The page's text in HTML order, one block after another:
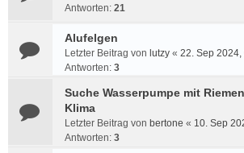
Antworten: 21
Alufelgen
Letzter Beitrag von lutzy « 22. Sep 2024,
Antworten: 3
Suche Wasserpumpe mit
Klima
Letzter Beitrag von bertone « 10. Sep
Antworten: 3